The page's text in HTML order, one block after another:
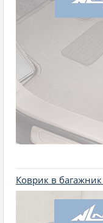
Коврик в